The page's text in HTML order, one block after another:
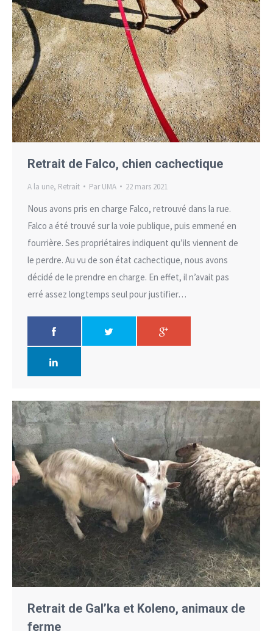
Retrait de Falco, chien cachectique
A la une, Retrait Par UMA 22 mars 2021
Nous avons pris en charge Falco, retrouvé dans la rue.
Falco a été trouvé sur la voie publique, puis emmené en
fourrière. Ses propriétaires indiquent qu’ils viennent de
le perdre. Au vu de son état cachectique, nous avons
décidé de le prendre en charge. En effet, il n’avait pas
erré assez longtemps seul pour justifier…
Retrait de Gal’ka et Koleno, animaux de
ferme